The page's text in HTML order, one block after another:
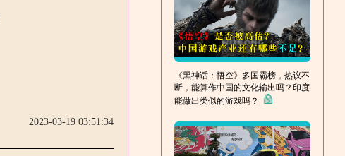
2023-03-19 03:51:34
《黑神话：悟空》多国霸榜，热议不
断，能算作中国的文化输出吗？印度
能做出类似的游戏吗？